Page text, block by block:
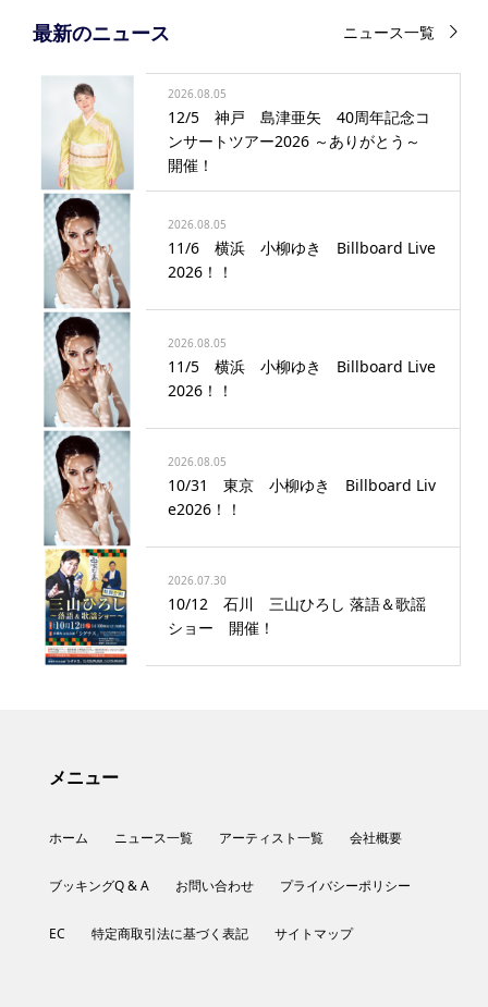
最新のニュース ニュース一覧
2026.08.05
12/5 神戸 島津亜矢 40周年記念コ
ンサートツアー2026 ～ありがとう～
開催！
2026.08.05
11/6 横浜 小柳ゆき Billboard Live
2026！！
2026.08.05
11/5 横浜 小柳ゆき Billboard Live
2026！！
2026.08.05
10/31 東京 小柳ゆき Billboard Liv
e2026！！
2026.07.30
10/12 石川 三山ひろし 落語＆歌謡
ショー 開催！
メニュー
ホーム ニュース一覧 アーティスト一覧 会社概要
ブッキングQ & A お問い合わせ プライバシーポリシー
EC 特定商取引法に基づく表記 サイトマップ